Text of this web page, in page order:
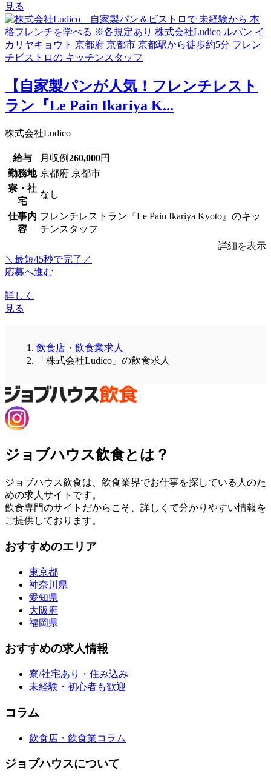
見る
【自家製パンが人気！フレンチレスト
ラン『Le Pain Ikariya K...
株式会社Ludico
給与 月収例260,000円
勤務地 京都府 京都市
寮・社
宅
なし
仕事内
容
フレンチレストラン『Le Pain Ikariya Kyoto』のキッ
チンスタッフ
詳細を表示
＼最短45秒で完了／
応募へ進む
詳しく
見る
飲食店・飲食業求人
「株式会社Ludico」の飲食求人
ジョブハウス飲食とは？
ジョブハウス飲食は、飲食業界でお仕事を探している人のた
めの求人サイトです。
飲食専門のサイトだからこそ、詳しくて分かりやすい情報を
ご提供しております。
おすすめのエリア
東京都
神奈川県
愛知県
大阪府
福岡県
おすすめの求人情報
寮/社宅あり・住み込み
未経験・初心者も歓迎
コラム
飲食店・飲食業コラム
ジョブハウスについて